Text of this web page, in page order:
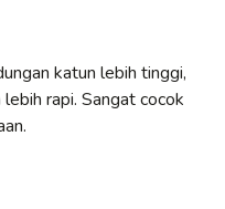
katun lebih tinggi,
rapi. Sangat cocok